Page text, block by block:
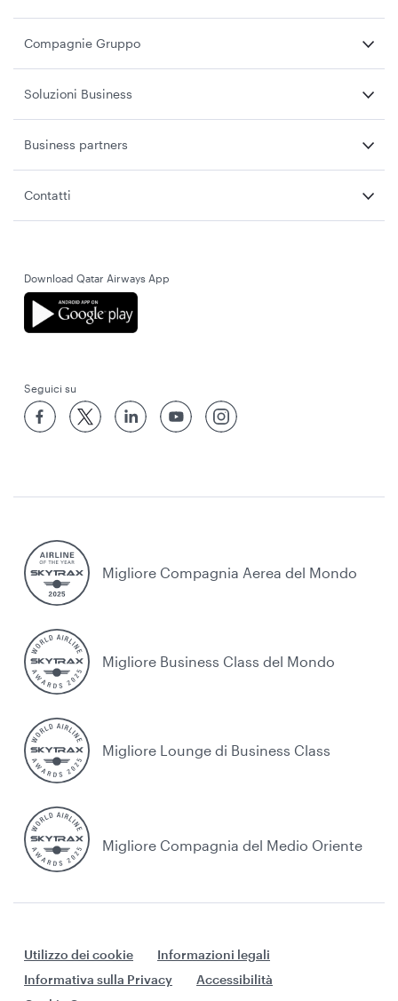
Compagnie Gruppo
Soluzioni Business
Business partners
Contatti
Download Qatar Airways App
Seguici su
Migliore Compagnia Aerea del Mondo
Migliore Business Class del Mondo
Migliore Lounge di Business Class
Migliore Compagnia del Medio Oriente
Utilizzo dei cookie
Informazioni legali
Informativa sulla Privacy
Accessibilità